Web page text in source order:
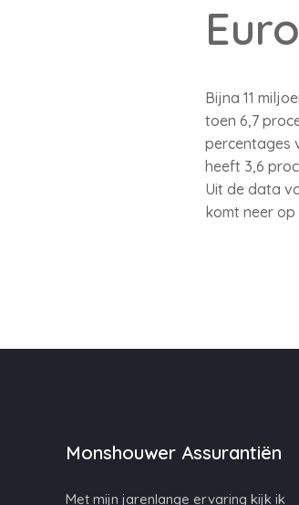
Bijna 11
toen 6,7
percentages
heeft 3,6
Uit de data
komt neer
Monshouwer Assurantiën
Met mijn jarenlange ervaring kijk ik